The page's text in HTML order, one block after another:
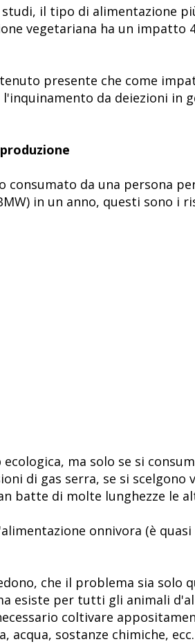
il tipo di alimentazione
vegetariana ha un impatto
presente che come
da deiezioni in
da una persona
in un anno, questi sono i
ma solo se si
di gas serra, se si
batte di molte lunghezze le
onnivora (è
che il problema sia solo
esiste per tutti gli animali
coltivare
sostanze chimiche,